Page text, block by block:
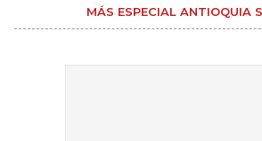
MÁS ESPECIAL ANTIOQUIA